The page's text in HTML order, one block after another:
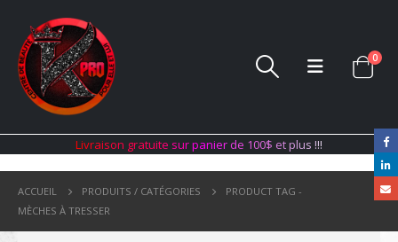
0
Livraison gratuite surpanier de 100$ etplus !!!
ACCUEIL PRODUITS / CATÉGORIES
PRODUCT TAG -
MÈCHES À TRESSER